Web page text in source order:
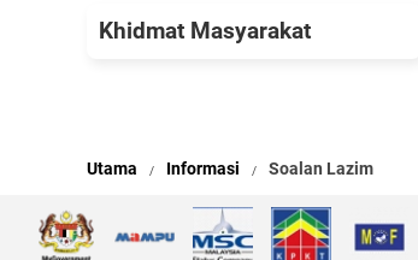
Khidmat Masyarakat
Utama Informasi Soalan Lazim